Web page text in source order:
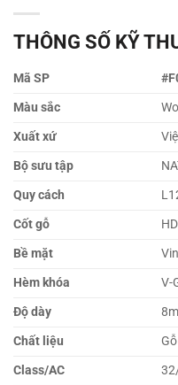
THÔNG SỐ KỸ
Mã SP
Màu sắc
Xuất xứ
Bộ sưu tập
Quy cách
Cốt gỗ
Bề mặt
Hèm khóa
V-
Độ dày
Chất liệu
Class/AC